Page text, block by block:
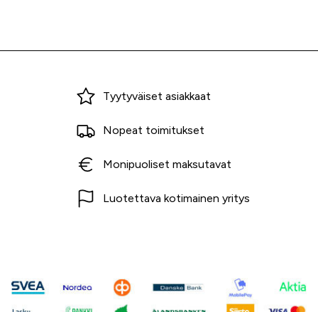
Miksi ostaa Tarvikekeskuksesta?
Tyytyväiset asiakkaat
Nopeat toimitukset
Monipuoliset maksutavat
Luotettava kotimainen yritys